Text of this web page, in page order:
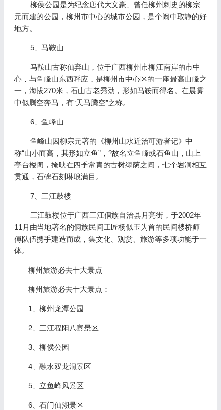
柳侯公园是为纪念唐代大文豪、曾任柳州刺史的柳宗
元而建的公园，柳州市中心的城市公园，是个闹中取静的好
地方。
5、马鞍山
马鞍山古称仙弃山，位于广西柳州市柳江南岸的市中
心，与鱼峰山东西呼应，是柳州市中心区的一座最高山峰之
一，海拔270米，石山古老秀劲，形如马鞍而得名。在晨雾
中似腾空奔马，有“天马腾空”之称。
6、鱼峰山
鱼峰山因柳宗元著的《柳州山水近治可游者记》中
称“山小而高，其形如立鱼”，?故名立鱼峰或石鱼山，山上
亭台楼阁，掩映在四季常青的古树绿荫之间，七个岩洞相互
贯通，石碑石刻琳琅满目。
7、三江鼓楼
三江鼓楼位于广西三江侗族自治县月亮街，于2002年
11月由当地著名的侗族民间工匠杨似玉为首的民间楼桥师
傅队伍携手建造而成，集文化、观赏、旅游等多项功能于一
体。
柳州旅游必去十大景点
柳州旅游必去十大景点：
1、柳州龙潭公园
2、三江程阳八寨景区
3、柳侯公园
4、融水双龙洞景区
5、立鱼峰风景区
6、石门仙湖景区